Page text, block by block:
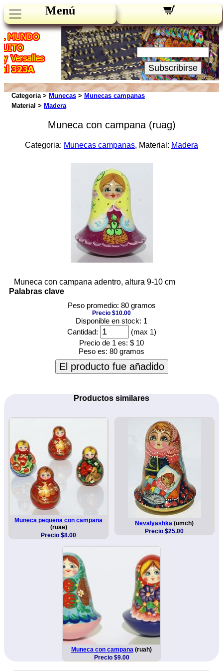
Menú
Novedades:
Su Email:
Subscribirse
Categoria > Munecas > Munecas campanas
Material > Madera
Muneca con campana (ruag)
Categoria: Munecas campanas, Material: Madera
Muneca con campana adentro, altura 9-10 cm
Palabras clave
Peso promedio: 80 gramos
Precio $10.00
Disponible en stock: 1
Cantidad:
(max 1)
Precio de 1 es: $ 10
Peso es: 80 gramos
El producto fue añadido
Productos similares
Muneca pequena con campana
(ruae)
Precio $8.00
Nevalyashka (umch)
Precio $25.00
Muneca con campana (ruah)
Precio $9.00